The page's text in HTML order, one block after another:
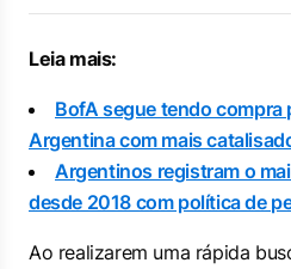
Leia mais:
BofA segue tendo compra
Argentina com mais
Argentinos registram o
desde 2018 com política de
Ao realizarem uma rápida